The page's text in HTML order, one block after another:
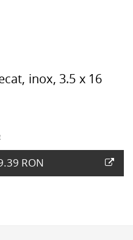
inox, 3.5 x 16
RON